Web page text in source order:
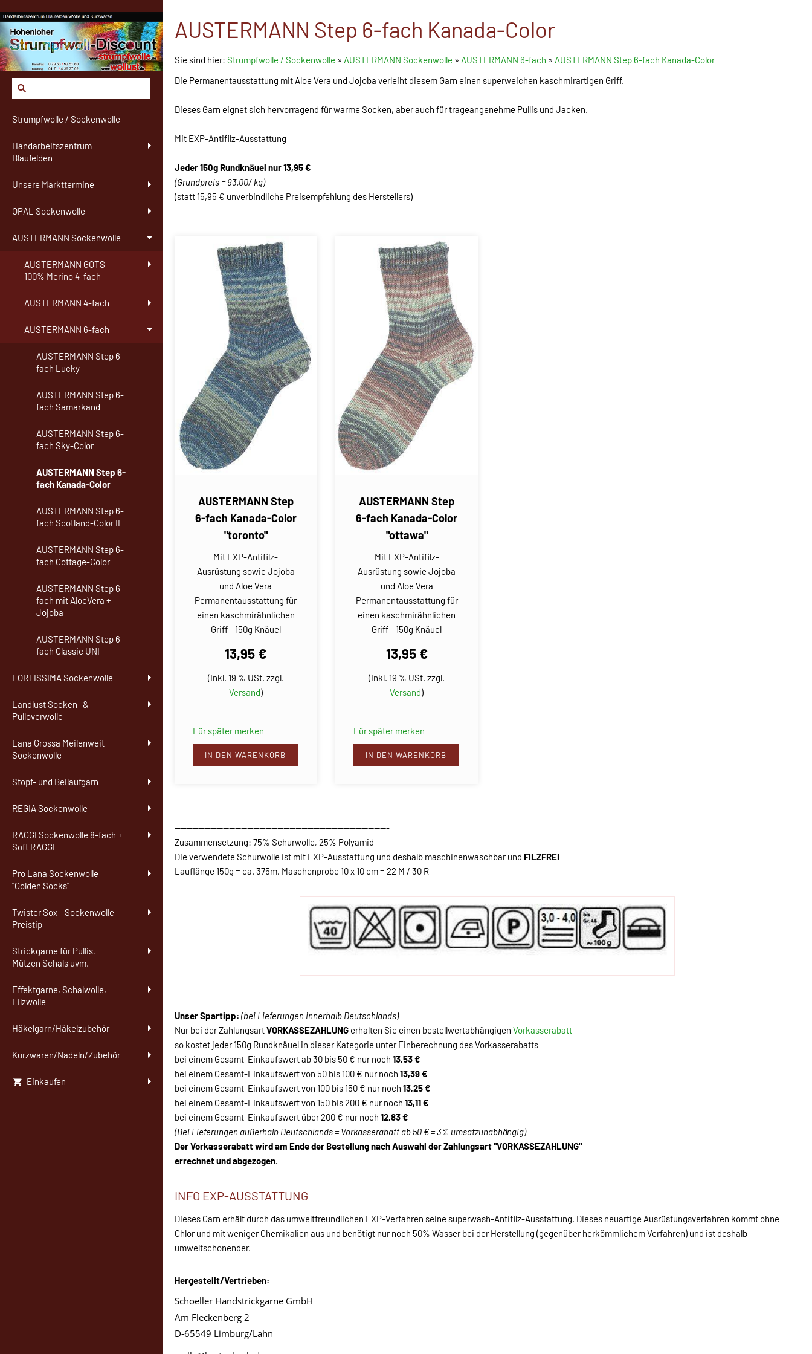
Strumpfwolle / Sockenwolle
Handarbeitszentrum
Blaufelden
Unsere Markttermine
OPAL Sockenwolle
AUSTERMANN Sockenwolle
AUSTERMANN GOTS
100% Merino 4-fach
AUSTERMANN 4-fach
AUSTERMANN 6-fach
AUSTERMANN Step 6-
fach Lucky
AUSTERMANN Step 6-
fach Samarkand
AUSTERMANN Step 6-
fach Sky-Color
AUSTERMANN Step 6-
fach Kanada-Color
AUSTERMANN Step 6-
fach Scotland-Color II
AUSTERMANN Step 6-
fach Cottage-Color
AUSTERMANN Step 6-
fach mit AloeVera +
Jojoba
AUSTERMANN Step 6-
fach Classic UNI
FORTISSIMA Sockenwolle
Landlust Socken- &
Pulloverwolle
Lana Grossa Meilenweit
Sockenwolle
Stopf- und Beilaufgarn
REGIA Sockenwolle
RAGGI Sockenwolle 8-fach +
Soft RAGGI
Pro Lana Sockenwolle
"Golden Socks"
Twister Sox - Sockenwolle -
Preistip
Strickgarne für Pullis,
Mützen Schals uvm.
Effektgarne, Schalwolle,
Filzwolle
Häkelgarn/Häkelzubehör
Kurzwaren/Nadeln/Zubehör
Einkaufen
AUSTERMANN Step 6-fach Kanada-Color
Sie sind hier: Strumpfwolle / Sockenwolle » AUSTERMANN Sockenwolle » AUSTERMANN 6-fach » AUSTERMANN Step 6-fach Kanada-Color
Die Permanentausstattung mit Aloe Vera und Jojoba verleiht diesem Garn einen superweichen kaschmirartigen Griff.
Dieses Garn eignet sich hervorragend für warme Socken, aber auch für trageangenehme Pullis und Jacken.
Mit EXP-Antifilz-Ausstattung
Jeder 150g Rundknäuel nur 13,95 €
(Grundpreis = 93,00/ kg)
(statt 15,95 € unverbindliche Preisempfehlung des Herstellers)
-----------------------------------------------------------------------
AUSTERMANN Step
6-fach Kanada-Color
"toronto"
Mit EXP-Antifilz-
Ausrüstung sowie Jojoba
und Aloe Vera
Permanentausstattung für
einen kaschmirähnlichen
Griff - 150g Knäuel
13,95 €
(Inkl. 19 % USt. zzgl.
Versand)
Für später merken
IN DEN WARENKORB
AUSTERMANN Step
6-fach Kanada-Color
"ottawa"
Mit EXP-Antifilz-
Ausrüstung sowie Jojoba
und Aloe Vera
Permanentausstattung für
einen kaschmirähnlichen
Griff - 150g Knäuel
13,95 €
(Inkl. 19 % USt. zzgl.
Versand)
Für später merken
IN DEN WARENKORB
-----------------------------------------------------------------------
Zusammensetzung: 75% Schurwolle, 25% Polyamid
Die verwendete Schurwolle ist mit EXP-Ausstattung und deshalb maschinenwaschbar und FILZFREI
Lauflänge 150g = ca. 375m, Maschenprobe 10 x 10 cm = 22 M / 30 R
-----------------------------------------------------------------------
Unser Spartipp: (bei Lieferungen innerhalb Deutschlands)
Nur bei der ZahlungsartVORKASSEZAHLUNGerhalten Sie einen bestellwertabhängigen Vorkasserabatt
so kostet jeder 150g Rundknäuel in dieser Kategorie unter Einberechnung des Vorkasserabatts
bei einem Gesamt-Einkaufswert ab 30 bis 50 € nur noch 13,53 €
bei einem Gesamt-Einkaufswert von 50 bis 100 € nur noch 13,39 €
bei einem Gesamt-Einkaufswert von 100 bis 150 € nur noch 13,25 €
bei einem Gesamt-Einkaufswert von 150 bis 200 € nur noch 13,11 €
bei einem Gesamt-Einkaufswert über 200 € nur noch 12,83 €
(Bei Lieferungen außerhalb Deutschlands = Vorkasserabatt ab 50 € = 3% umsatzunabhängig)
Der Vorkasserabatt wird am Ende der Bestellung nach Auswahl der Zahlungsart "VORKASSEZAHLUNG"
errechnet und abgezogen.
INFO EXP-AUSSTATTUNG
Dieses Garn erhält durch das umweltfreundlichen EXP-Verfahren seine superwash-Antifilz-Ausstattung. Dieses neuartige Ausrüstungsverfahren kommt ohne
Chlor und mit weniger Chemikalien aus und benötigt nur noch 50% Wasser bei der Herstellung (gegenüber herkömmlichem Verfahren) und ist deshalb
umweltschonender.
Hergestellt/Vertrieben:
Schoeller Handstrickgarne GmbH
Am Fleckenberg 2
D-65549 Limburg/Lahn